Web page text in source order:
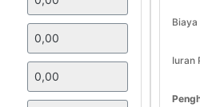
Iuran